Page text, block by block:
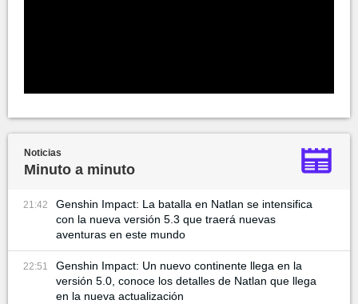
Noticias
Minuto a minuto
21:42
Genshin Impact: La batalla en Natlan se intensifica
con la nueva versión 5.3 que traerá nuevas
aventuras en este mundo
22:51
Genshin Impact: Un nuevo continente llega en la
versión 5.0, conoce los detalles de Natlan que llega
en la nueva actualización